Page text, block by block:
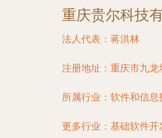
重庆贵尔科技
法人代表： 蒋洪林
注册地址： 重庆市九龙
所属行业： 软件和信息
更多行业： 基础软件开